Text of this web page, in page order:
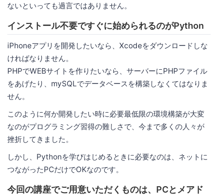
ないといっても過言ではありません。
インストール不要ですぐに始められるのがPython
iPhoneアプリを開発したいなら、Xcodeをダウンロードしな
ければなりません。
PHPでWEBサイトを作りたいなら、サーバーにPHPファイル
をあげたり、mySQLでデータベースを構築しなくてはなりま
せん。
このように何か開発したい時に必要最低限の環境構築が大変
なのがプログラミング習得の難しさで、今まで多くの人々が
挫折してきました。
しかし、Pythonを学びはじめるときに必要なのは、ネットに
つながったPCだけでOKなのです。
今回の講座でご用意いただくものは、PCとメアド